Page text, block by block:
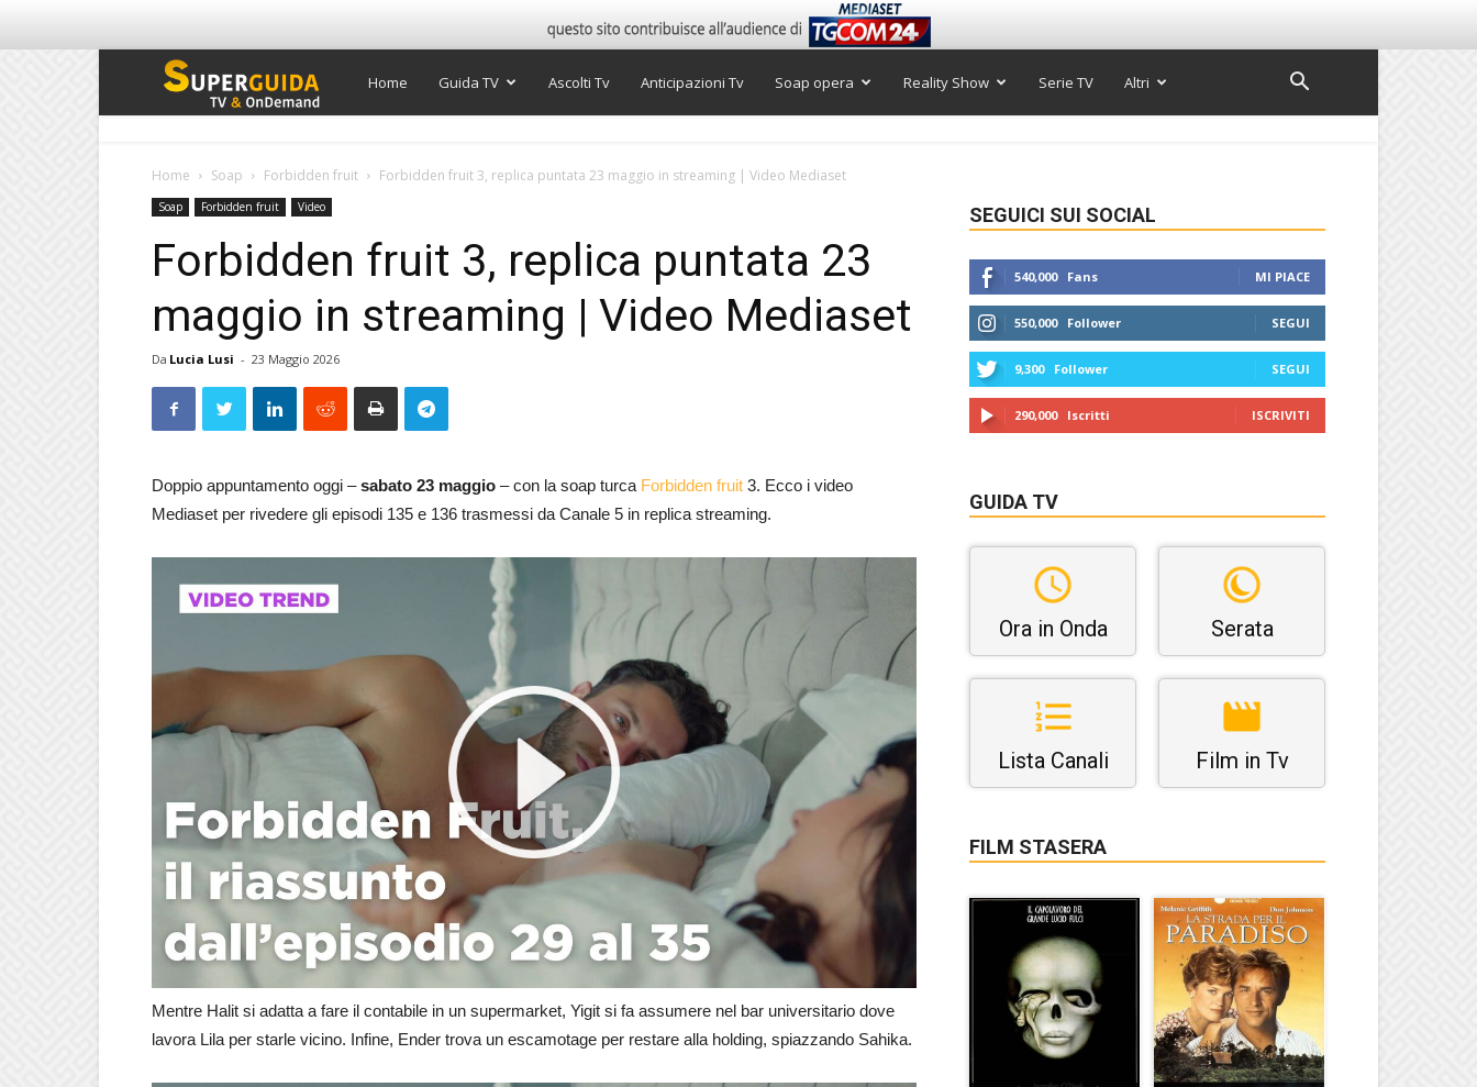
Super
Home Guida TV Ascolti Tv Anticipazioni Tv Soap opera Reality Show Serie TV Altri
Home Soap Forbidden fruit Forbidden fruit 3, replica puntata 23 maggio in streaming | Video Mediaset
Soap Forbidden fruit Video
Forbidden fruit 3, replica puntata 23
maggio in streaming | Video Mediaset
Da Lucia Lusi - 23 Maggio 2026
Doppio appuntamento oggi –sabato 23 maggio – con la soap turca Forbidden fruit 3. Ecco i video
Mediaset per rivedere gli episodi 135 e 136 trasmessi da Canale 5 in replica streaming.
Mentre Halit si adatta a fare il contabile in un supermarket, Yigit si fa assumere nel bar universitario dove
lavora Lila per starle vicino. Infine, Ender trova un escamotage per restare alla holding, spiazzando Sahika.
SEGUICI SUI SOCIAL
540,000 Fans MI PIACE
550,000 Follower SEGUI
9,300 Follower SEGUI
290,000 Iscritti ISCRIVITI
GUIDA TV
Ora in Onda Serata
Lista Canali Film in Tv
FILM STASERA